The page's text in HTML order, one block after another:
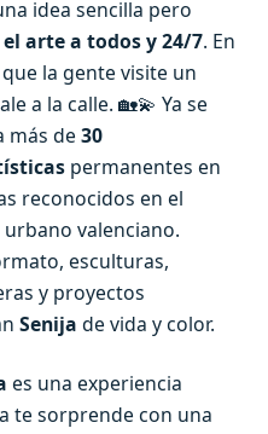
idea sencilla pero
arte a todos y 24/7. En
la gente visite un
a la calle. 🏡💫 Ya se
más de 30
permanentes en
reconocidos en el
valenciano.
esculturas,
y proyectos
Senija de vida y color.
es una experiencia
te sorprende con una